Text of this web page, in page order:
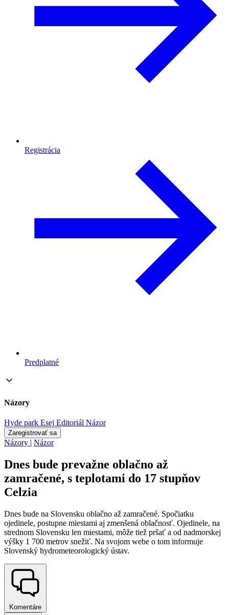
Registrácia
Predplatné
Názory
Hyde park Esej Editoriál Názor
Zaregistrovať sa
Názory | Názor
Dnes bude prevažne oblačno až
zamračené, s teplotami do 17 stupňov
Celzia
Dnes bude na Slovensku oblačno až zamračené. Spočiatku
ojedinele, postupne miestami aj zmenšená oblačnosť. Ojedinele, na
strednom Slovensku len miestami, môže tiež pršať a od nadmorskej
výšky 1 700 metrov snežiť. Na svojom webe o tom informuje
Slovenský hydrometeorologický ústav.
Komentáre